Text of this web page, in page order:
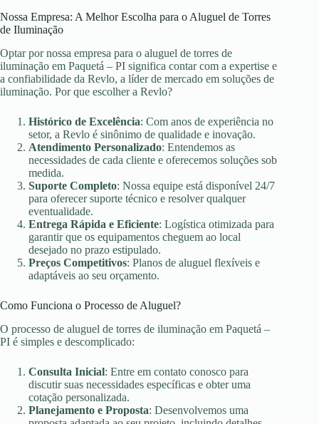
Nossa Empresa: A Melhor Escolha para o Aluguel de Torres
de Iluminação
Optar por nossa empresa para o aluguel de torres de
iluminação em Paquetá – PI significa contar com a expertise e
a confiabilidade da Revlo, a líder de mercado em soluções de
iluminação. Por que escolher a Revlo?
Histórico de Excelência: Com anos de experiência no
setor, a Revlo é sinônimo de qualidade e inovação.
Atendimento Personalizado: Entendemos as
necessidades de cada cliente e oferecemos soluções sob
medida.
Suporte Completo: Nossa equipe está disponível 24/7
para oferecer suporte técnico e resolver qualquer
eventualidade.
Entrega Rápida e Eficiente: Logística otimizada para
garantir que os equipamentos cheguem ao local
desejado no prazo estipulado.
Preços Competitivos: Planos de aluguel flexíveis e
adaptáveis ao seu orçamento.
Como Funciona o Processo de Aluguel?
O processo de aluguel de torres de iluminação em Paquetá –
PI é simples e descomplicado:
Consulta Inicial: Entre em contato conosco para
discutir suas necessidades específicas e obter uma
cotação personalizada.
Planejamento e Proposta: Desenvolvemos uma